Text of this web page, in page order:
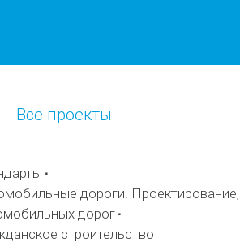
Все проекты
дороги.
дорог
строительство